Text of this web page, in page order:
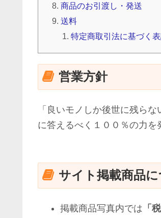
商品のお引渡し・発送
送料
特定商取引法に基づく
営業方針
「良いモノしか後世に残ら
に答えるべく１００％の力を
サイト掲載商品
掲載商品写真内では 「